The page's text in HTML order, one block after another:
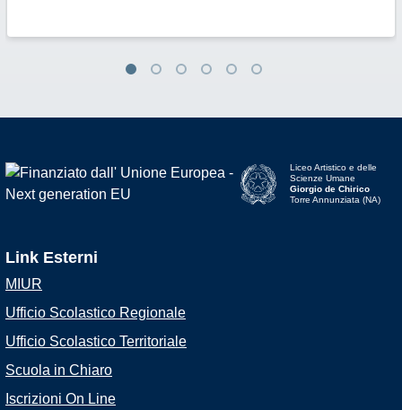
Liceo Artistico e delle
Scienze Umane
Giorgio de Chirico
Torre Annunziata (NA)
Link Esterni
MIUR
Ufficio Scolastico Regionale
Ufficio Scolastico Territoriale
Scuola in Chiaro
Iscrizioni On Line